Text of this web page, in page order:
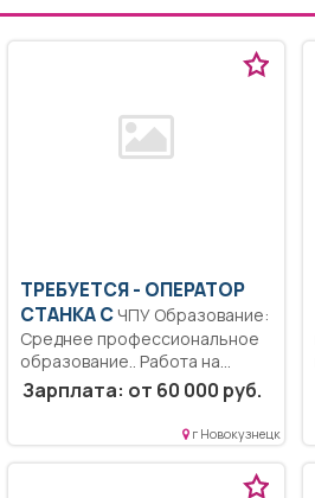
ТРЕБУЕТСЯ - ОПЕРАТОР
СТАНКА С ЧПУ Образование:
Среднее профессиональное
образование.. Работа на
заводе в цехе.....
Зарплата: от 60 000 руб.
г Новокузнецк